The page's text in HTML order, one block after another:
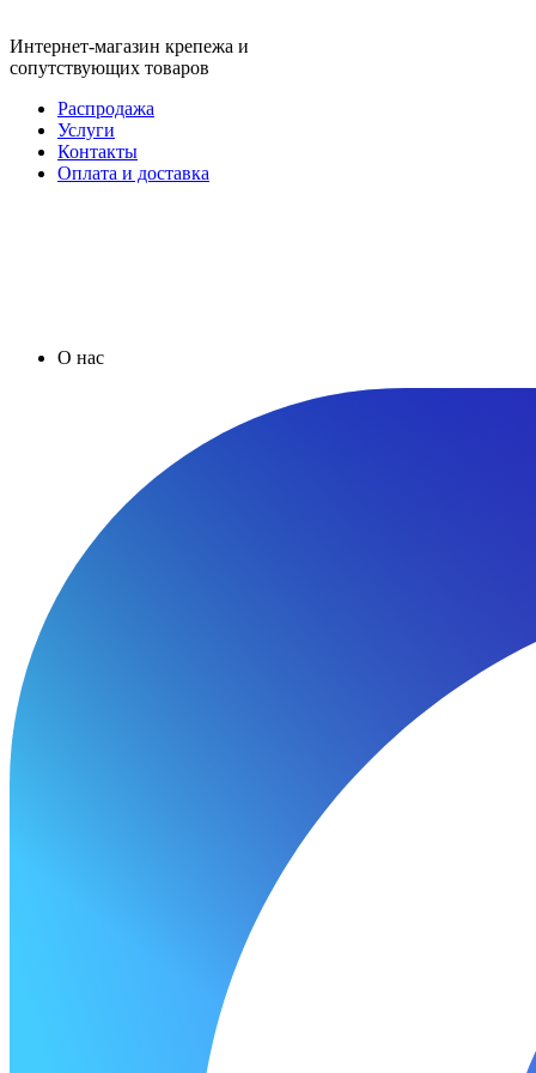
Интернет-магазин крепежа и
сопутствующих товаров
Распродажа
Услуги
Контакты
Оплата и доставка
О нас